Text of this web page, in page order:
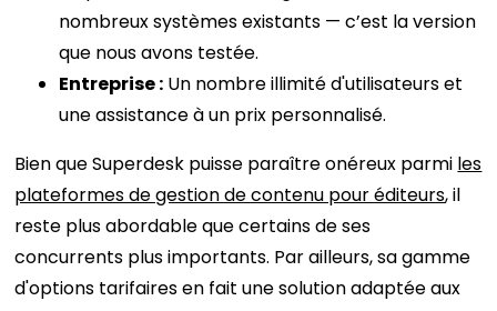
nombreux systèmes existants — c’est la version
que nous avons testée.
Entreprise : Un nombre illimité d'utilisateurs et
une assistance à un prix personnalisé.
Bien que Superdesk puisse paraître onéreux parmi les
plateformes de gestion de contenu pour éditeurs, il
reste plus abordable que certains de ses
concurrents plus importants. Par ailleurs, sa gamme
d'options tarifaires en fait une solution adaptée aux